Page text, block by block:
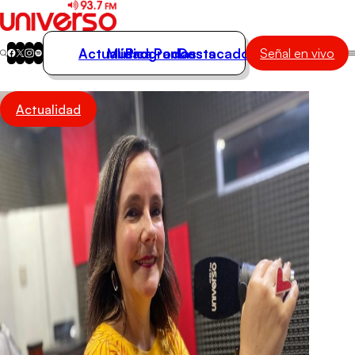
Actualidad
Música
Programas
Podcasts
Destacados
Actualidad
Música
Programas
Podcasts
Destacados Señal en vivo
Actualidad